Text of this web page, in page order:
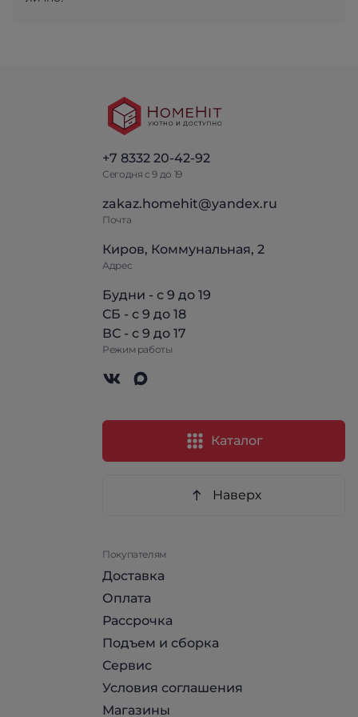
+7 8332 20-42-92
Сегодня с 9 до 19
zakaz.homehit@yandex.ru
Почта
Киров, Коммунальная, 2
Адрес
Будни - с 9 до 19
СБ - с 9 до 18
ВС - с 9 до 17
Режим работы
Каталог
Наверх
Покупателям
Доставка
Оплата
Рассрочка
Подъем и сборка
Сервис
Условия соглашения
Магазины